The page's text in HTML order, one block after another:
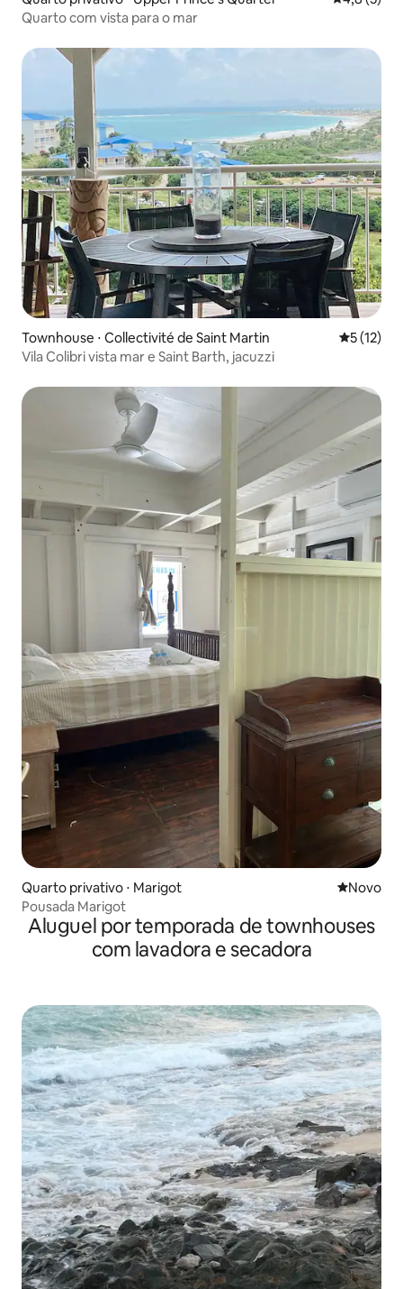
Quarto com vista para o mar
Townhouse ⋅ Collectivité de Saint Martin 5 de uma
5 (12)
Vila Colibri vista mar e Saint Barth, jacuzzi
Quarto privativo ⋅ Marigot Novo
Novo
Pousada Marigot
Aluguel por temporada de townhouses
com lavadora e secadora